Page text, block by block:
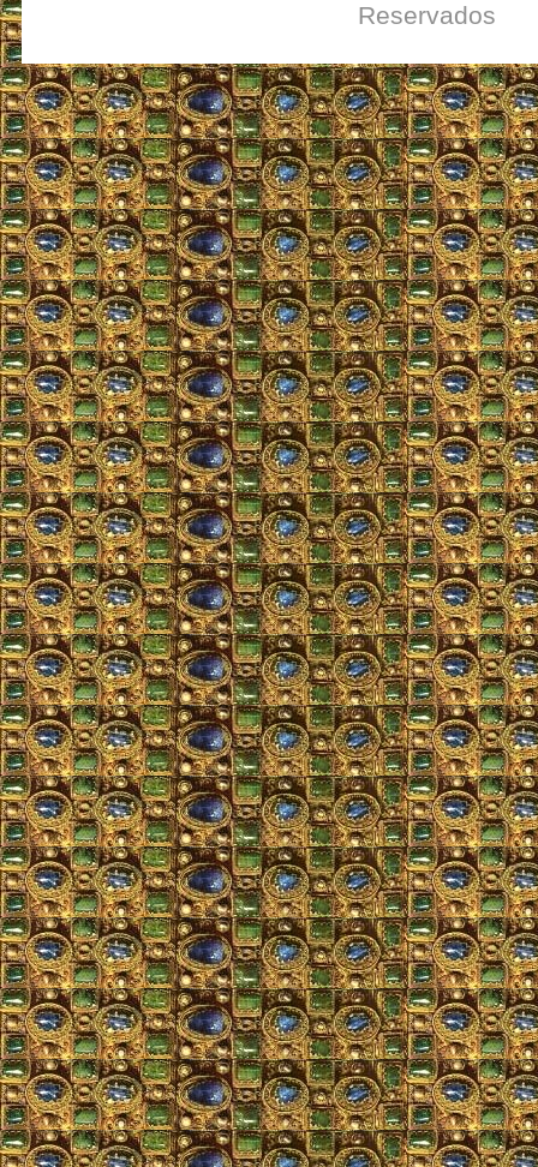
Reservados